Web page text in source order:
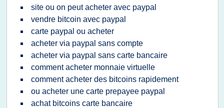
site ou on peut acheter avec paypal
vendre bitcoin avec paypal
carte paypal ou acheter
acheter via paypal sans compte
acheter via paypal sans carte bancaire
comment acheter monnaie virtuelle
comment acheter des bitcoins rapidement
ou acheter une carte prepayee paypal
achat bitcoins carte bancaire